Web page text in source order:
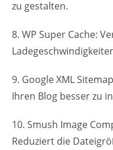
zu gestalten.
8. WP Super Cache:
9. Google XML
Ihren Blog besser zu
10. Smush Image
Reduziert die